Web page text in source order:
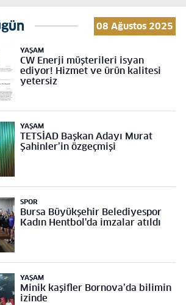
08 Ağustos 2025
YAŞAM
CW Enerji müşterileri isyan
ediyor! Hizmet ve ürün kalitesi
yetersiz
YAŞAM
TETSİAD Başkan Adayı Murat
Şahinler’in özgeçmişi
SPOR
Bursa Büyükşehir Belediyespor
Kadın Hentbol'da imzalar atıldı
YAŞAM
Minik kaşifler Bornova’da bilimin
izinde